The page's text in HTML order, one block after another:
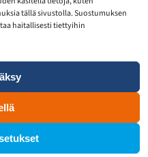
tällä sivustolla. Suostumuksen
haitallisesti tiettyihin